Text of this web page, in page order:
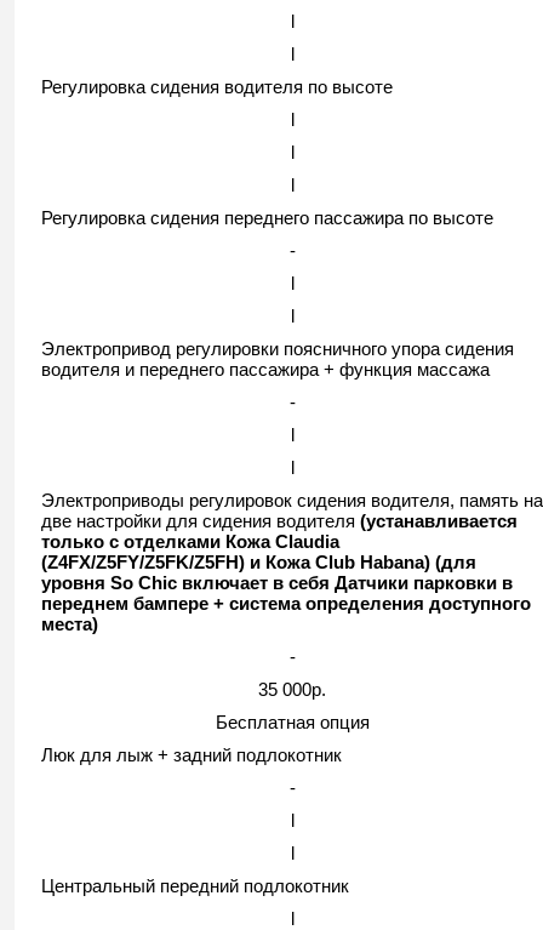
l
l
Регулировка сидения водителя по высоте
l
l
l
Регулировка сидения переднего пассажира по высоте
-
l
l
Электропривод регулировки поясничного упора сидения
водителя и переднего пассажира + функция массажа
-
l
l
Электроприводы регулировок сидения водителя, память на
две настройки для сидения водителя (устанавливается
только с отделками Кожа Claudia
(Z4FX/Z5FY/Z5FK/Z5FH) и Кожа Club Habana) (для
уровня So Chic включает в себя Датчики парковки в
переднем бампере + система определения доступного
места)
-
35 000р.
Бесплатная опция
Люк для лыж + задний подлокотник
-
l
l
Центральный передний подлокотник
l